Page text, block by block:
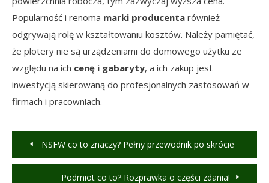
Popularność i renoma marki producenta również
odgrywają rolę w kształtowaniu kosztów. Należy pamiętać,
że plotery nie są urządzeniami do domowego użytku ze
względu na ich cenę i gabaryty, a ich zakup jest
inwestycją skierowaną do profesjonalnych zastosowań w
firmach i pracowniach.
Nawigacja
wpisu
NSFW co to znaczy? Pełny przewodnik po skrócie
Podmiot co to? Rozprawka o części zdania!